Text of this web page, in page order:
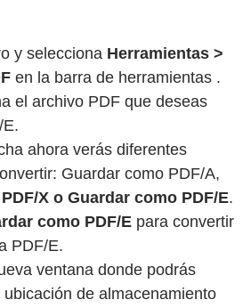
y selecciona Herramientas >
en la barra de herramientas .
el archivo PDF que deseas
ahora verás diferentes
Guardar como PDF/A,
X o Guardar como PDF/E.
como PDF/E para convertir
PDF/E.
ventana donde podrás
de almacenamiento